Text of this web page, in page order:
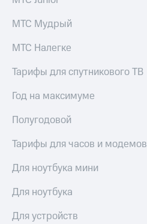
кабинет
акционера
Акционерный
Контроль
аудит
акций
Описание
приобретения
выкупа
акций
Дивиденды
Рынок
облигаций
МТС Мудрый
МТС Налегке
Тарифы для спутникового ТВ
Год на максимуме
Полугодовой
Тарифы для часов и модемов
Для ноутбука мини
Для ноутбука
Для устройств